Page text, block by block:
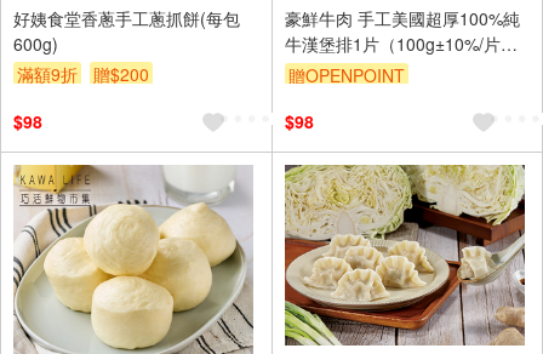
好姨食堂香蔥手工蔥抓餅(每包
600g)
滿額9折
贈$200
$98
豪鮮牛肉 手工美國超厚100%純
牛漢堡排1片（100g±10%/片）_
任選
贈OPENPOINT
$98